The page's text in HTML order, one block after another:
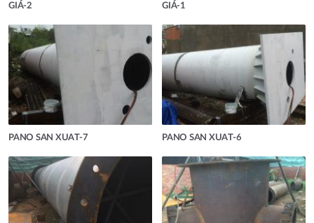
GIÁ-2
GIÁ-1
PANO SAN XUAT-7 PANO SAN XUAT-6